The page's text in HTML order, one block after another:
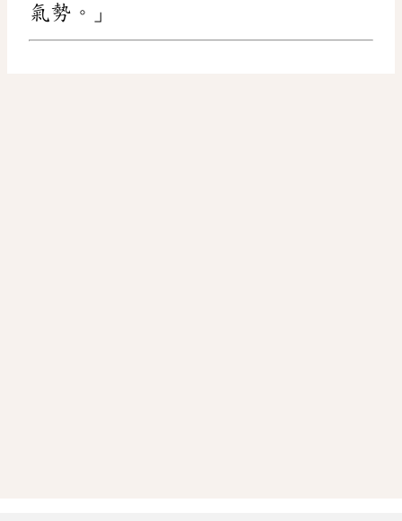
氣勢。」